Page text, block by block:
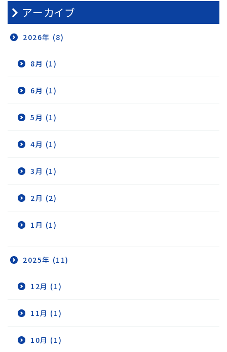
アーカイブ
2026年 (8)
8月 (1)
6月 (1)
5月 (1)
4月 (1)
3月 (1)
2月 (2)
1月 (1)
2025年 (11)
12月 (1)
11月 (1)
10月 (1)